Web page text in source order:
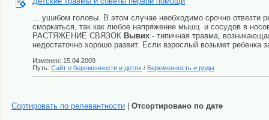
... ушибом головы. В этом случае необходимо срочно отвезти
сморкаться, так как любое напряжение мышц и сосудов в
РАСТЯЖЕНИЕ СВЯЗОК Вывих - типичная травма,
недостаточно хорошо развит. Если взрослый возьмет ребенка
Изменен: 15.04.2009
Путь: Сайт о беременности и детях / Беременность и роды
Сортировать по релевантности Отсортировано по дате